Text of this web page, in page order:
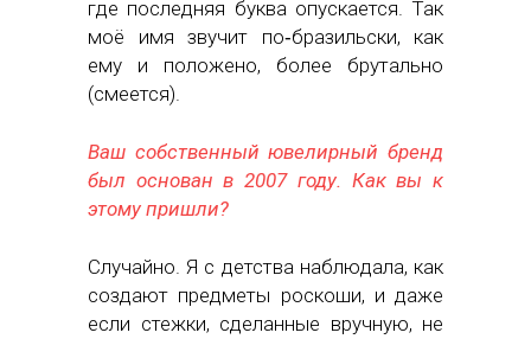
где последняя буква опускается. Так
моё имя звучит по‑бразильски, как
ему и положено, более брутально
(смеется).
Ваш собственный ювелирный бренд
был основан в 2007 году. Как вы к
этому пришли?
Случайно. Я с детства наблюдала, как
создают предметы роскоши, и даже
если стежки, сделанные вручную, не